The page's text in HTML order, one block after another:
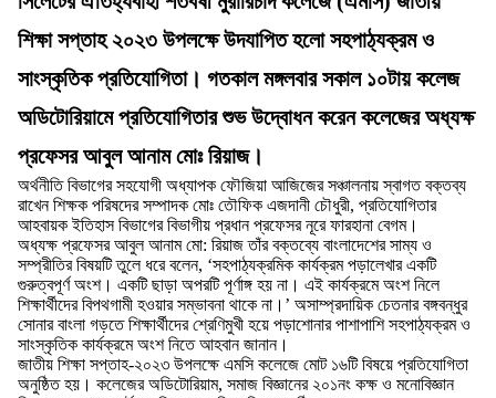
শিক্ষা সপ্তাহ ২০২৩ উপলক্ষে উদযাপিত হলো সহপাঠ্যক্রম ও
সাংস্কৃতিক প্রতিযোগিতা। গতকাল মঙ্গলবার সকাল ১০টায় কলেজ
অডিটোরিয়ামে প্রতিযোগিতার শুভ উদ্বোধন করেন কলেজের অধ্যক্ষ
প্রফেসর আবুল আনাম মোঃ রিয়াজ।
অর্থনীতি বিভাগের সহযোগী অধ্যাপক ফৌজিয়া আজিজের সঞ্চালনায় স্বাগত বক্তব্য
রাখেন শিক্ষক পরিষদের সম্পাদক মোঃ তৌফিক এজদানী চৌধুরী, প্রতিযোগিতার
আহবায়ক ইতিহাস বিভাগের বিভাগীয় প্রধান প্রফেসর নূরে ফারহানা বেগম।
অধ্যক্ষ প্রফেসর আবুল আনাম মো: রিয়াজ তাঁর বক্তব্যে বাংলাদেশের সাম্য ও
সম্প্রীতির বিষয়টি তুলে ধরে বলেন, ‘সহপাঠ্যক্রমিক কার্যক্রম পড়ালেখার একটি
গুরুত্বপূর্ণ অংশ। একটি ছাড়া অপরটি পূর্ণাঙ্গ হয় না। এই কার্যক্রমে অংশ নিলে
শিক্ষার্থীদের বিপথগামী হওয়ার সম্ভাবনা থাকে না।’ অসাম্প্রদায়িক চেতনার বঙ্গবন্ধুর
সোনার বাংলা গড়তে শিক্ষার্থীদের শ্রেণিমুখী হয়ে পড়াশোনার পাশাপাশি সহপাঠ্যক্রম ও
সাংস্কৃতিক কার্যক্রমে অংশ নিতে আহবান জানান।
জাতীয় শিক্ষা সপ্তাহ-২০২৩ উপলক্ষে এমসি কলেজে মোট ১৬টি বিষয়ে প্রতিযোগিতা
অনুষ্ঠিত হয়। কলেজের অডিটোরিয়াম, সমাজ বিজ্ঞানের ২০১নং কক্ষ ও মনোবিজ্ঞান